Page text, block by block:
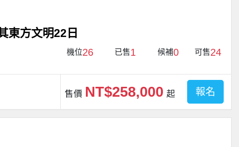
東方文明22日
機位26 已售1 候補0 可售24
售價 NT$258,000 起 報名